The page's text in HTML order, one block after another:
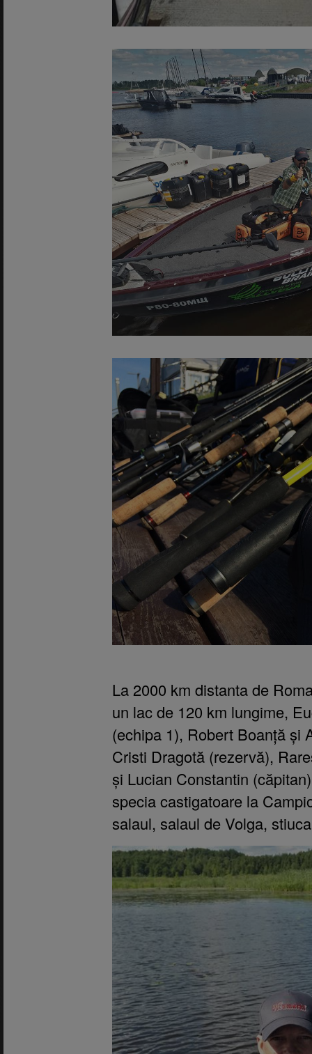
La 2000 km distanta de
un lac de 120 km lungime,
(echipa 1), Robert Boanță și
Cristi Dragotă (rezervă),
și Lucian Constantin
specia castigatoare la
salaul, salaul de Volga,